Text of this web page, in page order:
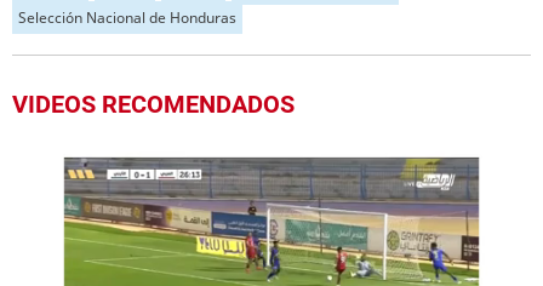
Selección Nacional de Honduras
VIDEOS RECOMENDADOS